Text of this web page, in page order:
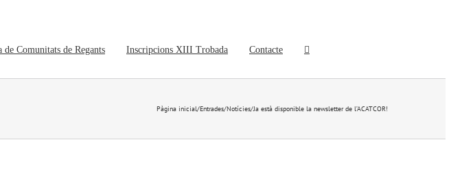
de Comunitats de Regants Inscripcions XIII Trobada Contacte
Pàgina inicial/Entrades/Notícies/Ja està disponible la newsletter de l’ACATCOR!